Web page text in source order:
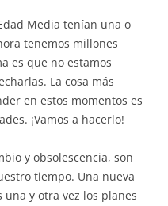
Media tenían una o
tenemos millones
es que no estamos
La cosa más
en estos momentos es
¡Vamos a hacerlo!
y obsolescencia, son
tiempo. Una nueva
y otra vez los planes